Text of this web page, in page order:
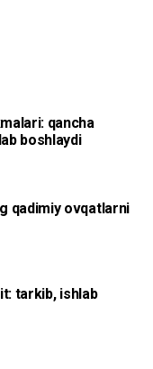
qancha
boshlaydi
qadimiy ovqatlarni
tarkib, ishlab